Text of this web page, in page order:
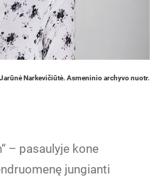
Jarūnė Narkevičiūtė. Asmeninio archyvo nuotr.
– pasaulyje kone
jungianti